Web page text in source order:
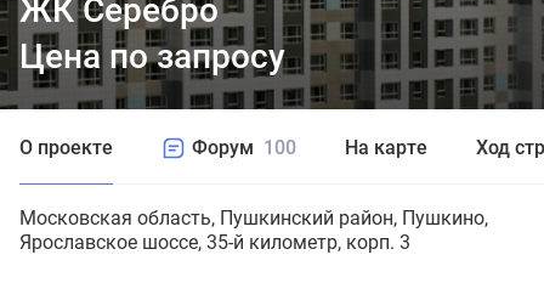
О проекте Форум 100 На карте Ход
Московская область Пушкинский район Пушкино
Ярославское шоссе, 35-й километр, корп. 3
ЖК Серебро
Цена по запросу